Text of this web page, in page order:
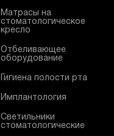
Матрасы на
стоматологическое
кресло
Отбеливающее
оборудование
Гигиена полости рта
Имплантология
Светильники
стоматологические